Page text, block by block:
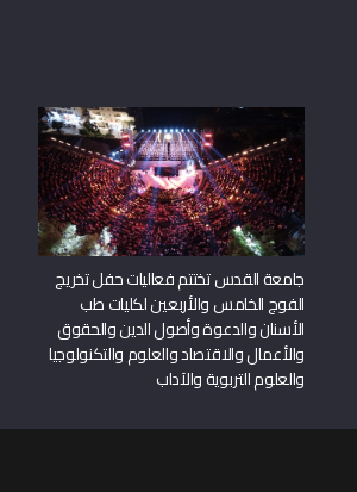
جامعة القدس تختتم فعاليات حفل تخريج
الفوج الخامس والأربعين لكليات طب
الأسنان والدعوة وأصول الدين والحقوق
والأعمال والاقتصاد والعلوم والتكنولوجيا
والعلوم التربوية والآداب